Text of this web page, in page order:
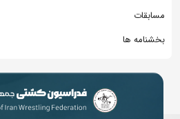
مسابقات
بخشنامه ها